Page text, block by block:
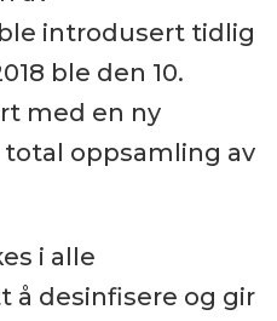
introdusert tidlig
ble den 10.
med en ny
oppsamling av
i alle
å desinfisere og gir